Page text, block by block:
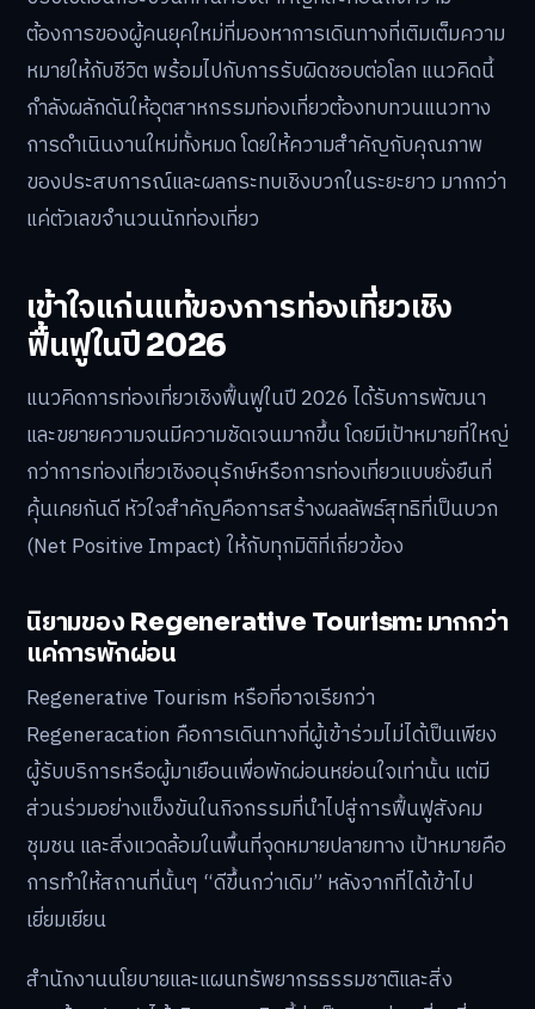
ต้องการของผู้คนยุคใหม่ที่มองหาการเดินทางที่เติมเต็มความ
หมายให้กับชีวิต พร้อมไปกับการรับผิดชอบต่อโลก แนวคิดนี้
กำลังผลักดันให้อุตสาหกรรมท่องเที่ยวต้องทบทวนแนวทาง
การดำเนินงานใหม่ทั้งหมด โดยให้ความสำคัญกับคุณภาพ
ของประสบการณ์และผลกระทบเชิงบวกในระยะยาว มากกว่า
แค่ตัวเลขจำนวนนักท่องเที่ยว
เข้าใจแก่นแท้ของการท่องเที่ยวเชิง
ฟื้นฟูในปี 2026
แนวคิดการท่องเที่ยวเชิงฟื้นฟูในปี 2026 ได้รับการพัฒนา
และขยายความจนมีความชัดเจนมากขึ้น โดยมีเป้าหมายที่ใหญ่
กว่าการท่องเที่ยวเชิงอนุรักษ์หรือการท่องเที่ยวแบบยั่งยืนที่
คุ้นเคยกันดี หัวใจสำคัญคือการสร้างผลลัพธ์สุทธิที่เป็นบวก
(Net Positive Impact) ให้กับทุกมิติที่เกี่ยวข้อง
นิยามของ Regenerative Tourism: มากกว่า
แค่การพักผ่อน
Regenerative Tourism หรือที่อาจเรียกว่า
Regeneracation คือการเดินทางที่ผู้เข้าร่วมไม่ได้เป็นเพียง
ผู้รับบริการหรือผู้มาเยือนเพื่อพักผ่อนหย่อนใจเท่านั้น แต่มี
ส่วนร่วมอย่างแข็งขันในกิจกรรมที่นำไปสู่การฟื้นฟูสังคม
ชุมชน และสิ่งแวดล้อมในพื้นที่จุดหมายปลายทาง เป้าหมายคือ
การทำให้สถานที่นั้นๆ “ดีขึ้นกว่าเดิม” หลังจากที่ได้เข้าไป
เยี่ยมเยียน
สำนักงานนโยบายและแผนทรัพยากรธรรมชาติและสิ่ง